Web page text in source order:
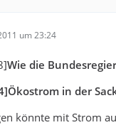
um 23:24
Wie die
in der
könnte mit Strom